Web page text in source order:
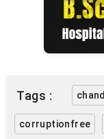
Tags :
corruptionfree